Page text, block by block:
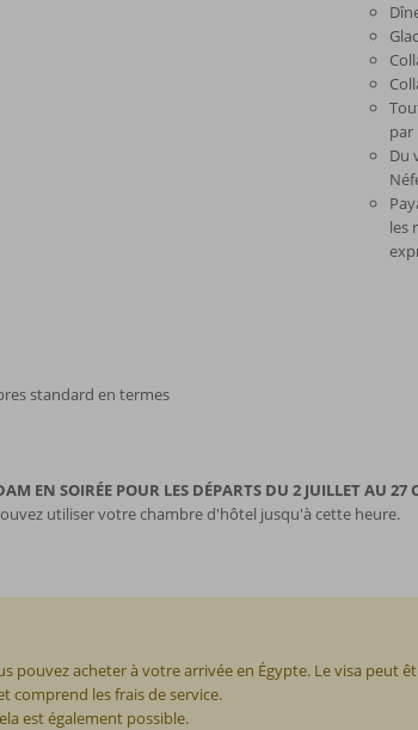
standard en termes
par
Du
les
EN SOIRÉE POUR LES DÉPARTS DU 2 JUILLET AU 27
utiliser votre chambre d'hôtel jusqu'à cette heure.
pouvez acheter à votre arrivée en Égypte. Le visa
comprend les frais de service.
est également possible.